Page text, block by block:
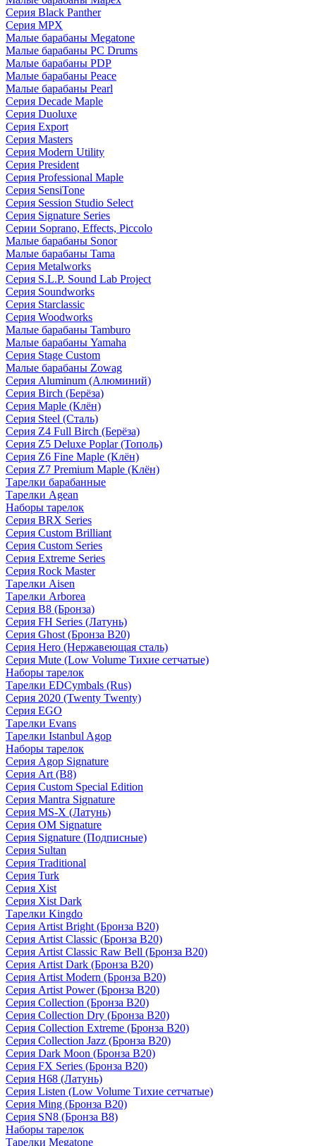
Серия Black Panther
Серия MPX
Малые барабаны Megatone
Малые барабаны PC Drums
Малые барабаны PDP
Малые барабаны Peace
Малые барабаны Pearl
Серия Decade Maple
Серия Duoluxe
Серия Export
Серия Masters
Серия Modern Utility
Серия President
Серия Professional Maple
Серия SensiTone
Серия Session Studio Select
Серия Signature Series
Серии Soprano, Effects, Piccolo
Малые барабаны Sonor
Малые барабаны Tama
Серия Metalworks
Серия S.L.P. Sound Lab Project
Серия Soundworks
Серия Starclassic
Серия Woodworks
Малые барабаны Tamburo
Малые барабаны Yamaha
Серия Stage Custom
Малые барабаны Zowag
Серия Aluminum (Алюминий)
Серия Birch (Берёза)
Серия Maple (Клён)
Серия Steel (Сталь)
Серия Z4 Full Birch (Берёза)
Серия Z5 Deluxe Poplar (Тополь)
Серия Z6 Fine Maple (Клён)
Серия Z7 Premium Maple (Клён)
Тарелки барабанные
Тарелки Agean
Наборы тарелок
Серия BRX Series
Серия Custom Brilliant
Серия Custom Series
Серия Extreme Series
Серия Rock Master
Тарелки Aisen
Тарелки Arborea
Серия B8 (Бронза)
Серия FH Series (Латунь)
Серия Ghost (Бронза B20)
Серия Hero (Нержавеющая сталь)
Серия Mute (Low Volume Тихие сетчатые)
Наборы тарелок
Тарелки EDCymbals (Rus)
Серия 2020 (Twenty Twenty)
Серия EGO
Тарелки Evans
Тарелки Istanbul Agop
Наборы тарелок
Серия Agop Signature
Серия Art (B8)
Серия Custom Special Edition
Серия Mantra Signature
Серия MS-X (Латунь)
Серия OM Signature
Серия Signature (Подписные)
Серия Sultan
Серия Traditional
Серия Turk
Серия Xist
Серия Xist Dark
Тарелки Kingdo
Серия Artist Bright (Бронза B20)
Серия Artist Classic (Бронза B20)
Серия Artist Classic Raw Bell (Бронза B20)
Серия Artist Dark (Бронза B20)
Серия Artist Modern (Бронза B20)
Серия Artist Power (Бронза B20)
Серия Collection (Бронза B20)
Серия Collection Dry (Бронза B20)
Серия Collection Extreme (Бронза B20)
Серия Collection Jazz (Бронза B20)
Серия Dark Moon (Бронза B20)
Серия FX Series (Бронза B20)
Серия H68 (Латунь)
Серия Listen (Low Volume Тихие сетчатые)
Серия Ming (Бронза B20)
Серия SN8 (Бронза B8)
Наборы тарелок
Тарелки Megatone